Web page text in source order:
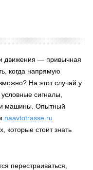
движения — привычная
когда напрямую
На этот случай у
сигналы,
машины. Опытный
naavtotrasse.ru
которые стоит знать
перестраиваться,